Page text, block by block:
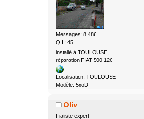
Messages: 8.486
Q.I.: 45
installé à TOULOUSE,
réparation FIAT 500 126
Localisation: TOULOUSE
Modèle: 5ooD
Oliv
Fiatiste expert